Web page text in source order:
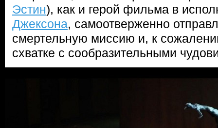
Эстин), как и герой фильма в
Джексона, самоотверженно
смертельную миссию и, к
схватке с сообразительными